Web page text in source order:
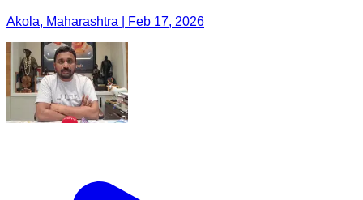
Akola, Maharashtra | Feb 17, 2026